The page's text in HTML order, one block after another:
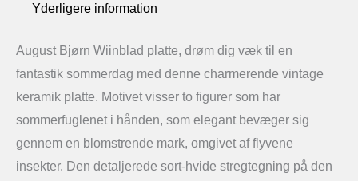
Yderligere information
August Bjørn Wiinblad platte, drøm dig væk til en
fantastik sommerdag med denne charmerende vintage
keramik platte. Motivet visser to figurer som har
sommerfuglenet i hånden, som elegant bevæger sig
gennem en blomstrende mark, omgivet af flyvene
insekter. Den detaljerede sort-hvide stregtegning på den